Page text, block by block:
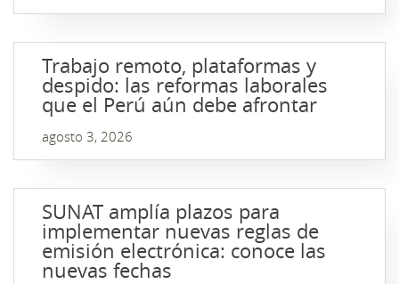
Trabajo remoto, plataformas y
despido: las reformas laborales
que el Perú aún debe afrontar
agosto 3, 2026
SUNAT amplía plazos para
implementar nuevas reglas de
emisión electrónica: conoce las
nuevas fechas